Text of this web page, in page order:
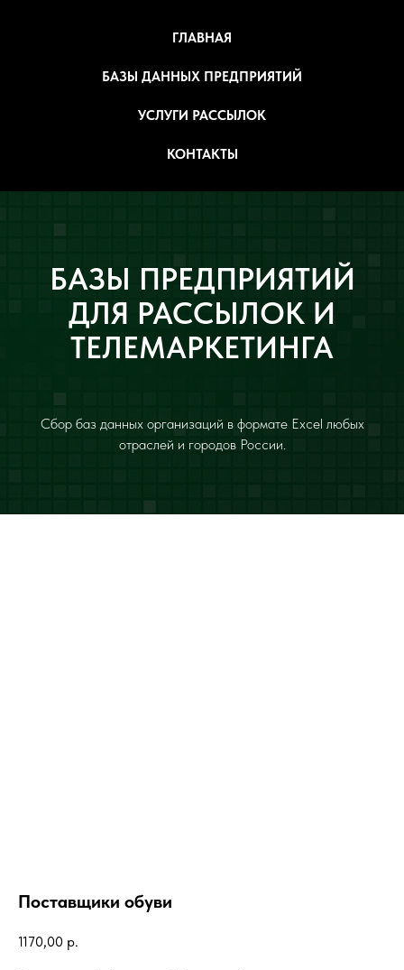
ГЛАВНАЯ
БАЗЫ ДАННЫХ ПРЕДПРИЯТИЙ
УСЛУГИ РАССЫЛОК
КОНТАКТЫ
БАЗЫ ПРЕДПРИЯТИЙ
ДЛЯ РАССЫЛОК И
ТЕЛЕМАРКЕТИНГА
Сбор баз данных организаций в формате Excel любых
отраслей и городов России.
Поставщики обуви
1170,00 р.